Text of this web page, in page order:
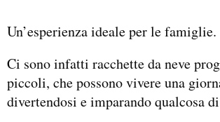
Un’esperienza ideale per le famiglie.
Ci sono infatti racchette da neve
piccoli, che possono vivere una
divertendosi e imparando qualcosa